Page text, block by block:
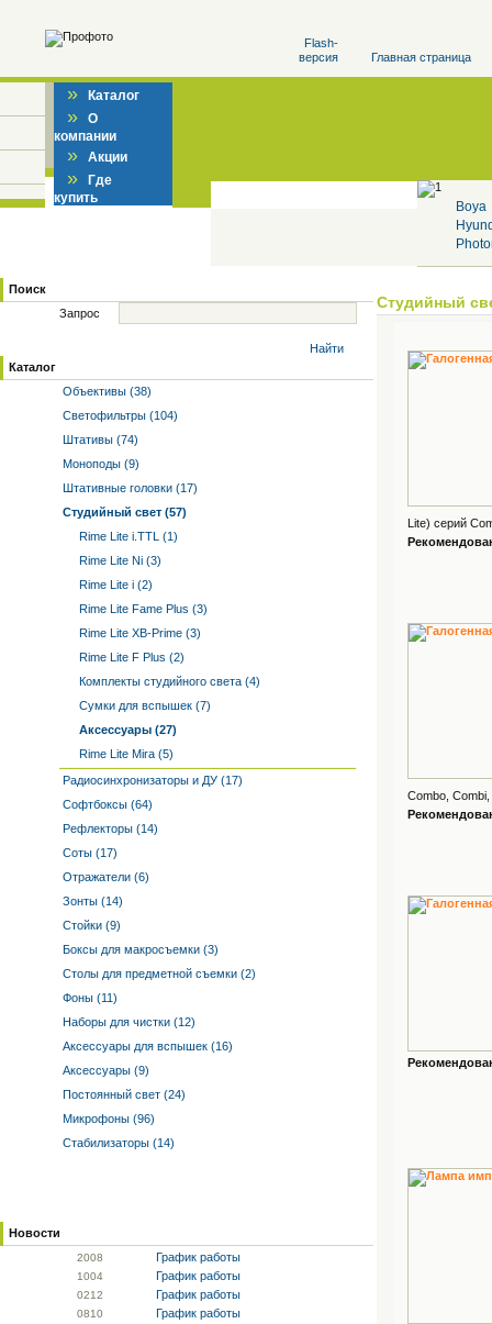
Flash-
версия
Главная страница
» Каталог
» О
компании
» Акции
» Где
купить
Boya
Поиск
Запрос
Найти
Каталог
Объективы (38)
Светофильтры (104)
Штативы (74)
Моноподы (9)
Штативные головки (17)
Студийный свет (57)
Rime Lite i.TTL (1)
Rime Lite Ni (3)
Rime Lite i (2)
Rime Lite Fame Plus (3)
Rime Lite XB-Prime (3)
Rime Lite F Plus (2)
Комплекты студийного света (4)
Сумки для вспышек (7)
Аксессуары (27)
Rime Lite Mira (5)
Радиосинхронизаторы и ДУ (17)
Софтбоксы (64)
Рефлекторы (14)
Соты (17)
Отражатели (6)
Зонты (14)
Стойки (9)
Боксы для макросъемки (3)
Столы для предметной съемки (2)
Фоны (11)
Наборы для чистки (12)
Аксессуары для вспышек (16)
Аксессуары (9)
Постоянный свет (24)
Микрофоны (96)
Стабилизаторы (14)
Новости
2008 График работы
1004 График работы
0212 График работы
0810 График работы
Студийный
Lite) серий
Combo,